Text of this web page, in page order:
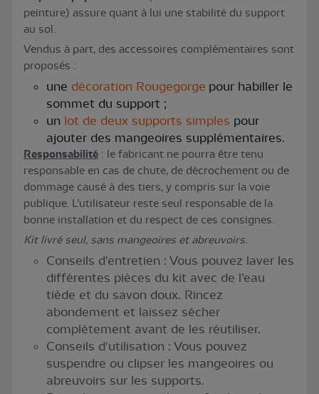
peinture) assure quant à lui une stabilité du support
au sol.
Vendus à part, des accessoires complémentaires sont
proposés :
une décoration Rougegorge pour habiller le
sommet du support ;
un lot de deux supports simples pour
ajouter des mangeoires supplémentaires.
Responsabilité : le fabricant ne pourra être tenu
responsable en cas de chute, de décrochement ou de
dommage causé à des tiers, y compris sur la voie
publique. L’utilisateur reste seul responsable de la
bonne installation et du respect de ces consignes.
Kit livré seul, sans mangeoires et abreuvoirs.
Conseils d'entretien : Vous pouvez laver les
différentes pièces du kit avec de l’eau
tiède et du savon doux. Rincez
abondement et laissez sécher
complètement avant de les réutiliser.
Conseils d'utilisation : Vous pouvez
suspendre ou clipser les mangeoires ou
abreuvoirs sur les supports.